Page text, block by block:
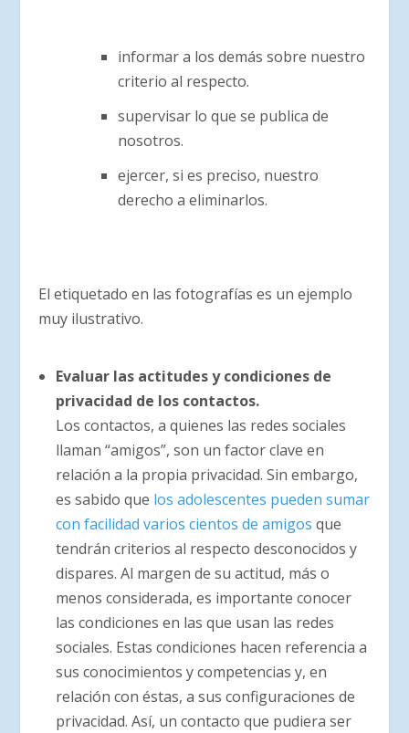
informar a los demás sobre nuestro
criterio al respecto.
supervisar lo que se publica de
nosotros.
ejercer, si es preciso, nuestro
derecho a eliminarlos.
El etiquetado en las fotografías es un ejemplo
muy ilustrativo.
Evaluar las actitudes y condiciones de
privacidad de los contactos.
Los contactos, a quienes las redes sociales
llaman “amigos”, son un factor clave en
relación a la propia privacidad. Sin embargo,
es sabido que los adolescentes pueden sumar
con facilidad varios cientos de amigos que
tendrán criterios al respecto desconocidos y
dispares. Al margen de su actitud, más o
menos considerada, es importante conocer
las condiciones en las que usan las redes
sociales. Estas condiciones hacen referencia a
sus conocimientos y competencias y, en
relación con éstas, a sus configuraciones de
privacidad. Así, un contacto que pudiera ser